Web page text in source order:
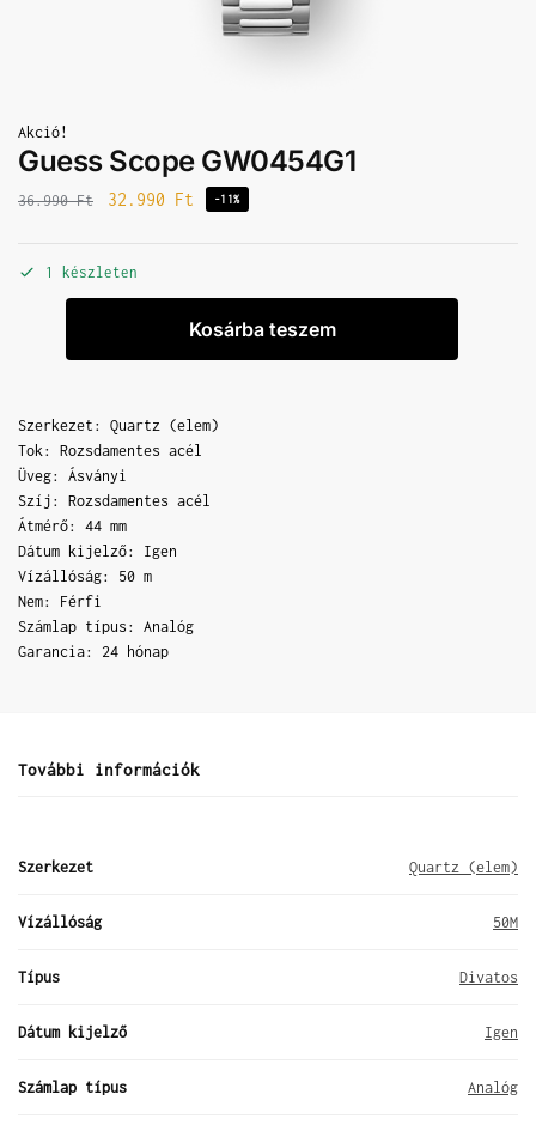
Akció!
Guess Scope GW0454G1
36.990Ft 32.990 Ft -11%
1 készleten
Kosárba teszem
Szerkezet: Quartz (elem)
Tok: Rozsdamentes acél
Üveg: Ásványi
Szíj: Rozsdamentes acél
Átmérő: 44 mm
Dátum kijelző: Igen
Vízállóság: 50 m
Nem: Férfi
Számlap típus: Analóg
Garancia: 24 hónap
További információk
Szerkezet Quartz (elem)
Vízállóság 50M
Típus Divatos
Dátum kijelző Igen
Számlap típus Analóg